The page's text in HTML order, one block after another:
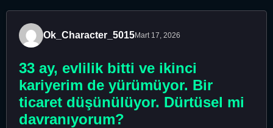
Ok_Character_5015Mart 17, 2026
33 ay, evlilik bitti ve ikinci
kariyerim de yürümüyor. Bir
ticaret düşünülüyor. Dürtüsel mi
davranıyorum?